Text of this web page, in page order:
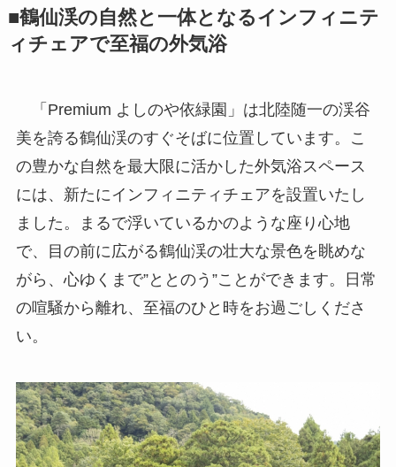
■鶴仙渓の自然と一体となるインフィニテ
ィチェアで至福の外気浴
「Premium よしのや依緑園」は北陸随一の渓谷
美を誇る鶴仙渓のすぐそばに位置しています。こ
の豊かな自然を最大限に活かした外気浴スペース
には、新たにインフィニティチェアを設置いたし
ました。まるで浮いているかのような座り心地
で、目の前に広がる鶴仙渓の壮大な景色を眺めな
がら、心ゆくまで”ととのう”ことができます。日常
の喧騒から離れ、至福のひと時をお過ごしくださ
い。